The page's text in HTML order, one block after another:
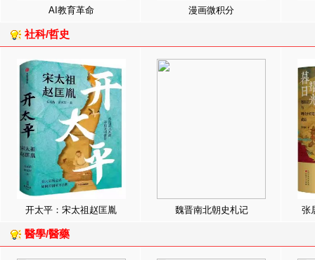
AI教育革命 漫画微积分
社科/哲史
开太平：宋太祖赵匡胤 魏晋南北朝史札记 张
醫學/醫藥